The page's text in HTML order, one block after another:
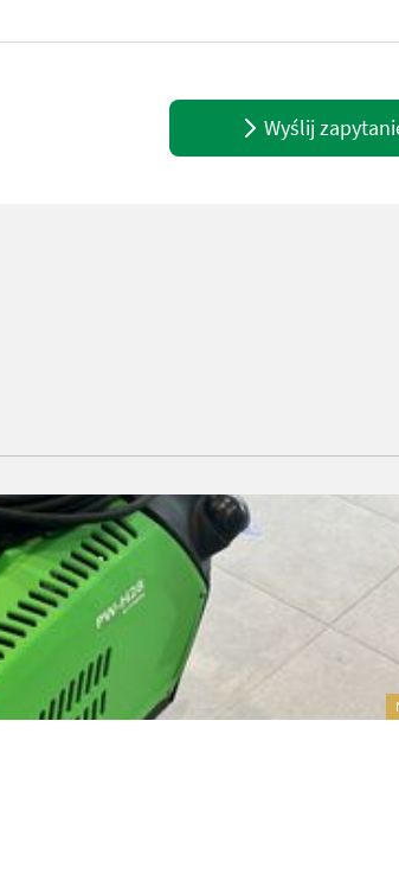
+ 900 Liter / Stunde + 30 bis 140 Grad
Wyślij